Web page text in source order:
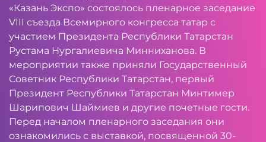
«Казань Экспо» состоялось пленарное заседание
VIII съезда Всемирного конгресса татар с
участием Президента Республики Татарстан
Рустама Нургалиевича Минниханова. В
мероприятии также приняли Государственный
Советник Республики Татарстан, первый
Президент Республики Татарстан Минтимер
Шарипович Шаймиев и другие почетные гости.
Перед началом пленарного заседания они
ознакомились с выставкой, посвященной 30-